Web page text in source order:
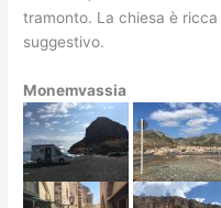
tramonto. La chiesa è
suggestivo.
Monemvassia